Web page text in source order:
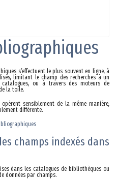
s’effectuent le plus souvent en ligne, à
limitant le champ des recherches à un
ou à travers des moteurs de
la toile.
sensiblement de la même manière,
différente.
champs indexés dans
dans les catalogues de bibliothèques ou
données par champs.